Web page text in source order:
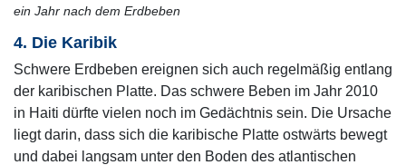
ein Jahr nach dem Erdbeben
4. Die Karibik
Schwere Erdbeben ereignen sich auch regelmäßig entlang
der karibischen Platte. Das schwere Beben im Jahr 2010
in Haiti dürfte vielen noch im Gedächtnis sein. Die Ursache
liegt darin, dass sich die karibische Platte ostwärts bewegt
und dabei langsam unter den Boden des atlantischen